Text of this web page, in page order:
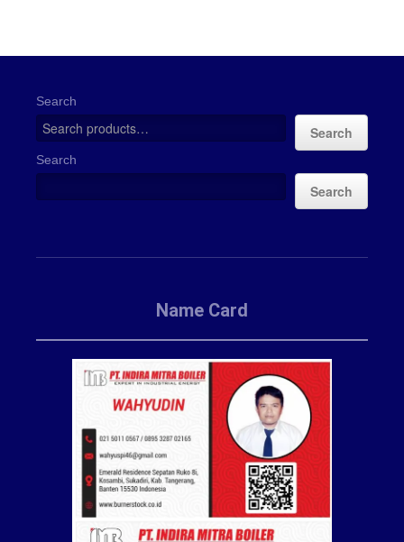
Search
Search
Search
Search
Name Card